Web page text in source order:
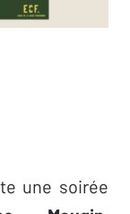
une soirée